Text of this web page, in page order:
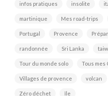
infos pratiques insolite
martinique Mes road-trips
Portugal Provence
randonnée Sri Lanka
Tour du monde solo Tous mes
Villages de provence volcan
Zéro déchet île